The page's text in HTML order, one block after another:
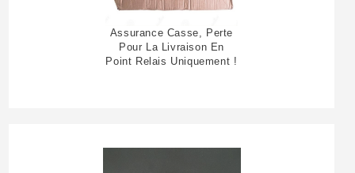
Assurance Casse, Perte
Pour La Livraison En
Point Relais Uniquement !